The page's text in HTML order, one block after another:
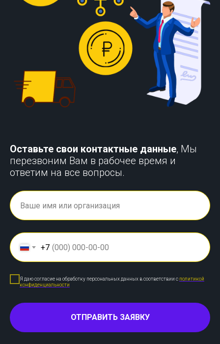
Оставьте свои контактные данные, Мы
перезвоним Вам в рабочее время и
ответим на все вопросы.
+7
Я даю согласие на обработку персональных данных в соответствии с политикой
конфиденциальности
ОТПРАВИТЬ ЗАЯВКУ